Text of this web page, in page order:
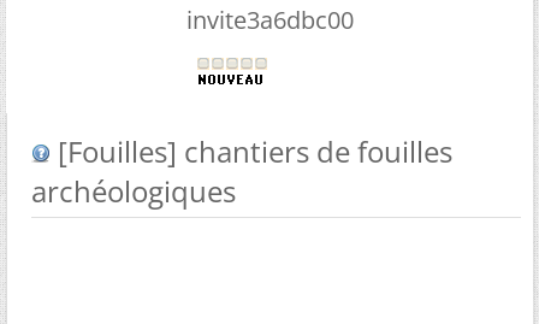
invite3a6dbc00
[Fouilles] chantiers de fouilles
archéologiques